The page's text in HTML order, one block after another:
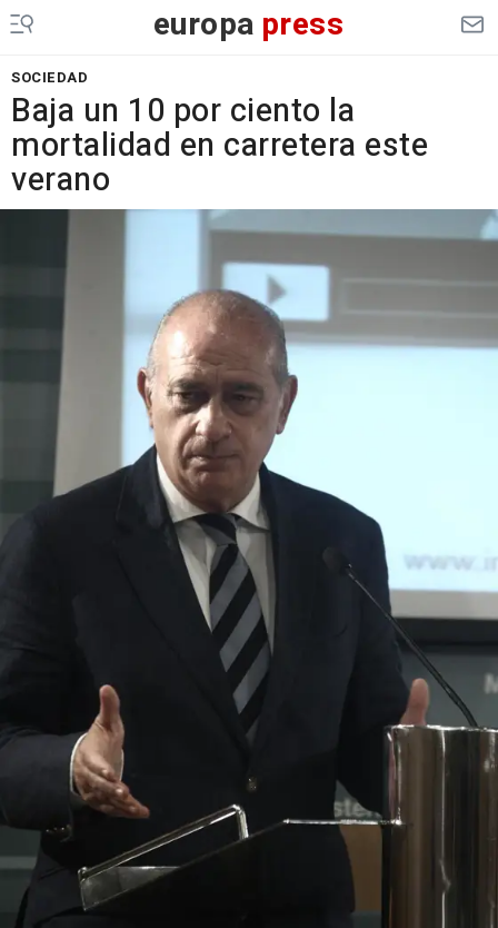
europa press
SOCIEDAD
Baja un 10 por ciento la
mortalidad en carretera este
verano